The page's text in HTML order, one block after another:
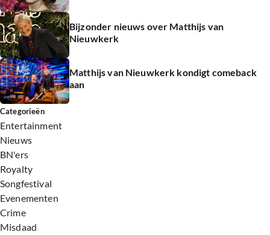
Bijzonder nieuws over Matthijs van
Nieuwkerk
Matthijs van Nieuwkerk kondigt comeback
aan
Categorieën
Entertainment
Nieuws
BN'ers
Royalty
Songfestival
Evenementen
Crime
Misdaad